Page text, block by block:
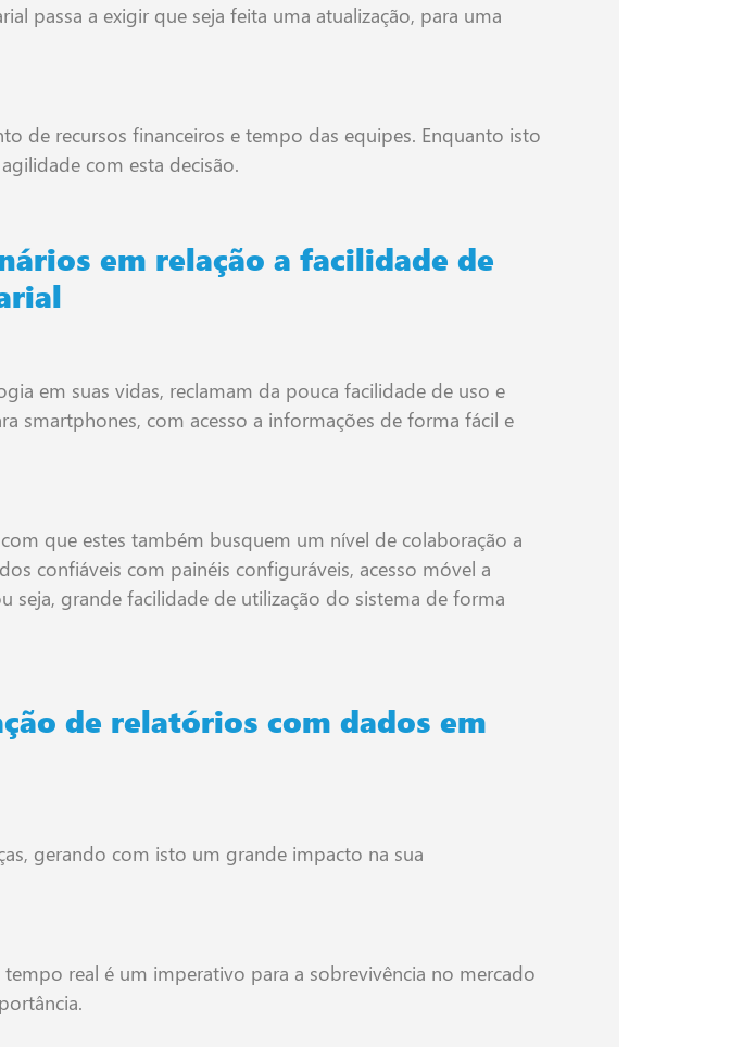
passa a exigir que seja feita uma atualização, para uma
de recursos financeiros e tempo das equipes. Enquanto isto
com esta decisão.
em relação a facilidade de
em suas vidas, reclamam da pouca facilidade de uso e
smartphones, com acesso a informações de forma fácil e
que estes também busquem um nível de colaboração a
confiáveis com painéis configuráveis, acesso móvel a
seja, grande facilidade de utilização do sistema de forma
de relatórios com dados em
gerando com isto um grande impacto na sua
real é um imperativo para a sobrevivência no mercado